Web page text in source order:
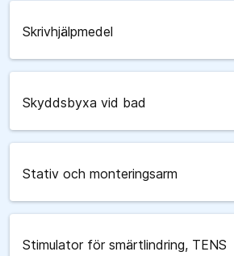
Skrivhjälpmedel
Skyddsbyxa vid bad
Stativ och monteringsarm
Stimulator för smärtlindring, TENS